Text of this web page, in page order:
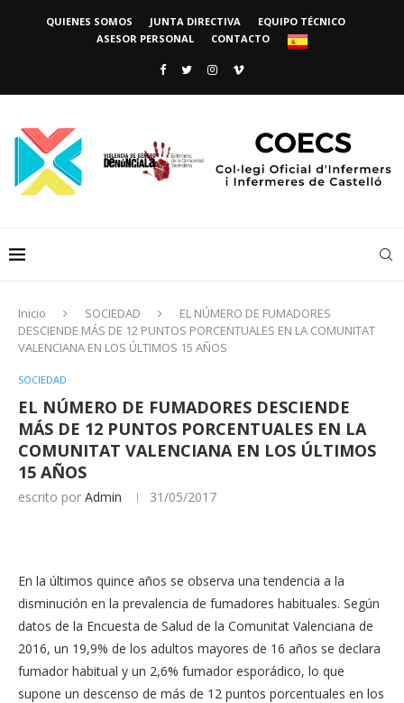
QUIENES SOMOS JUNTA DIRECTIVA
EQUIPO TÉCNICO
ASESOR PERSONAL
CONTACTO
Inicio SOCIEDAD
EL NÚMERO DE FUMADORES
DESCIENDE MÁS DE 12 PUNTOS PORCENTUALES EN LA COMUNITAT
VALENCIANA EN LOS ÚLTIMOS 15 AÑOS
SOCIEDAD
EL NÚMERO DE FUMADORES DESCIENDE
MÁS DE 12 PUNTOS PORCENTUALES EN LA
COMUNITAT VALENCIANA EN LOS ÚLTIMOS
15 AÑOS
escrito por Admin 31/05/2017
En la últimos quince años se observa una tendencia a la
disminución en la prevalencia de fumadores habituales. Según
datos de la Encuesta de Salud de la Comunitat Valenciana de
2016, un 19,9% de los adultos mayores de 16 años se declara
fumador habitual y un 2,6% fumador esporádico, lo que
supone un descenso de más de 12 puntos porcentuales en los